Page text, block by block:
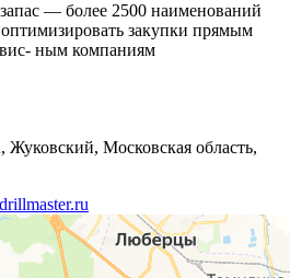
— более 2500 наименований
закупки прямым
ным компаниям
Жуковский, Московская область,